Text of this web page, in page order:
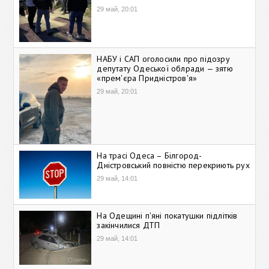
29 май, 20:01
НАБУ і САП оголосили про підозру
депутату Одеської облради — зятю
«прем'єра Придністров'я»
29 май, 20:01
На трасі Одеса – Білгород-
Дністровський повністю перекриють рух
29 май, 14:01
На Одещині п'яні покатушки підлітків
закінчилися ДТП
29 май, 14:01